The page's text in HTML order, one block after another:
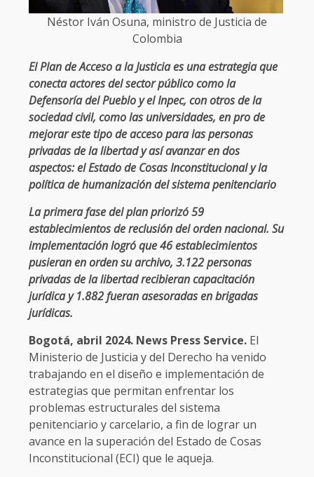
Néstor Iván Osuna, ministro de Justicia de
Colombia
El Plan de Acceso a la Justicia es una estrategia que
conecta actores del sector público como la
Defensoría del Pueblo y el Inpec, con otros de la
sociedad civil, como las universidades, en pro de
mejorar este tipo de acceso para las personas
privadas de la libertad y así avanzar en dos
aspectos: el Estado de Cosas Inconstitucional y la
política de humanización del sistema penitenciario
La primera fase del plan priorizó 59
establecimientos de reclusión del orden nacional. Su
implementación logró que 46 establecimientos
pusieran en orden su archivo, 3.122 personas
privadas de la libertad recibieran capacitación
jurídica y 1.882 fueran asesoradas en brigadas
jurídicas.
Bogotá, abril 2024. News Press Service. El
Ministerio de Justicia y del Derecho ha venido
trabajando en el diseño e implementación de
estrategias que permitan enfrentar los
problemas estructurales del sistema
penitenciario y carcelario, a fin de lograr un
avance en la superación del Estado de Cosas
Inconstitucional (ECI) que le aqueja.